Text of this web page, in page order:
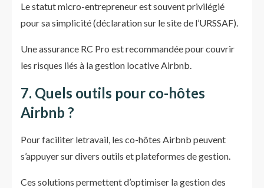
Le statut micro-entrepreneur est souvent privilégié
pour sa simplicité (déclaration sur le site de l’URSSAF).
Une assurance RC Pro est recommandée pour couvrir
les risques liés à la gestion locative Airbnb.
7. Quels outils pour co-hôtes
Airbnb ?
Pour faciliter letravail, les co-hôtes Airbnb peuvent
s’appuyer sur divers outils et plateformes de gestion.
Ces solutions permettent d’optimiser la gestion des